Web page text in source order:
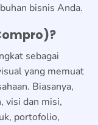
bisnis Anda.
sebagai
yang memuat
Biasanya,
visi dan misi,
portofolio,